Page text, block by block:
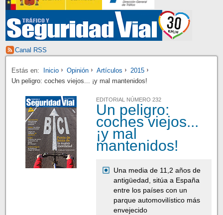
Canal RSS
Estás en: Inicio Opinión Artículos
2015
Un peligro: coches viejos... ¡y mal mantenidos!
EDITORIAL NÚMERO 232
Un peligro:
coches viejos...
¡y mal
mantenidos!
Una media de 11,2 años de
antigüedad, sitúa a España
entre los países con un
parque automovilístico más
envejecido